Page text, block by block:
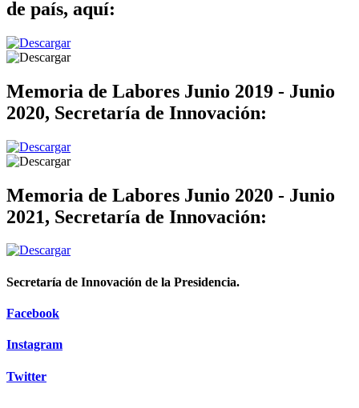
de país, aquí:
Memoria de Labores Junio 2019 - Junio
2020, Secretaría de Innovación:
Memoria de Labores Junio 2020 - Junio
2021, Secretaría de Innovación:
Secretaría de Innovación de la Presidencia.
Facebook
Instagram
Twitter